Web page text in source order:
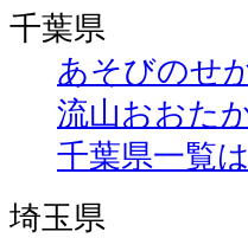
千葉県
あそびのせ
流山おおた
千葉県一覧
埼玉県